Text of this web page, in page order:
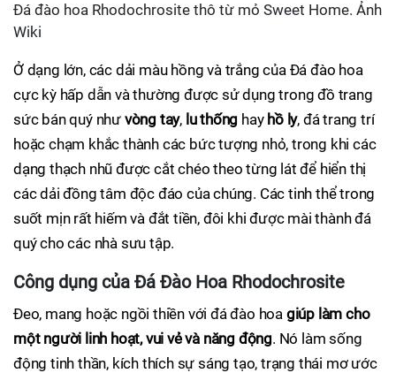
Đá đào hoa Rhodochrosite thô từ mỏ Sweet Home. Ảnh
Wiki
Ở dạng lớn, các dải màu hồng và trắng của Đá đào hoa
cực kỳ hấp dẫn và thường được sử dụng trong đồ trang
sức bán quý như vòng tay, lu thống hay hồ ly, đá trang trí
hoặc chạm khắc thành các bức tượng nhỏ, trong khi các
dạng thạch nhũ được cắt chéo theo từng lát để hiển thị
các dải đồng tâm độc đáo của chúng. Các tinh thể trong
suốt mịn rất hiếm và đắt tiền, đôi khi được mài thành đá
quý cho các nhà sưu tập.
Công dụng của Đá Đào Hoa Rhodochrosite
Đeo, mang hoặc ngồi thiền với đá đào hoa giúp làm cho
một người linh hoạt, vui vẻ và năng động. Nó làm sống
động tinh thần, kích thích sự sáng tạo, trạng thái mơ ước